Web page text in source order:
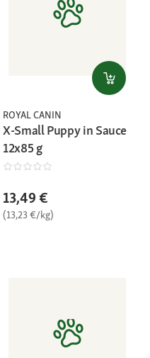
ROYAL CANIN
X-Small Puppy in Sauce
12x85 g
13,49 €
(13,23 €/kg)